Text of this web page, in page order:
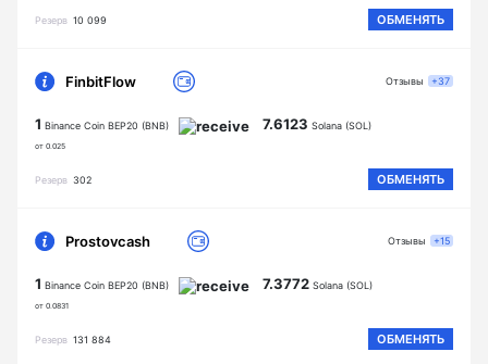
Резерв 10 099 ОБМЕНЯТЬ
FinbitFlow
1 Binance Coin BEP20 (BNB)
от 0.025
7.6123 Solana (SOL)
Резерв 302 ОБМЕНЯТЬ
Отзывы +37
Prostovcash
1 Binance Coin BEP20 (BNB)
от 0.0831
7.3772 Solana (SOL)
Резерв 131 884 ОБМЕНЯТЬ
Отзывы +15